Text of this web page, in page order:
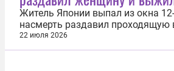
в...
Житель Японии выпал из окна
насмерть раздавил проходящую
выжил. Об этом 19 июля
Japan News. Инцидент
22 июля 2026